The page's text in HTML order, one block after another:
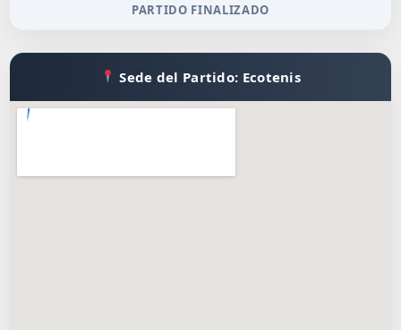
PARTIDO FINALIZADO
Sede del Partido: Ecotenis